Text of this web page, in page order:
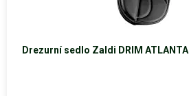
Drezurní sedlo Zaldi DRIM ATLANTA